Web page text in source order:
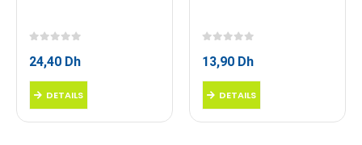
24,40 Dh
DETAILS
13,90 Dh
DETAILS